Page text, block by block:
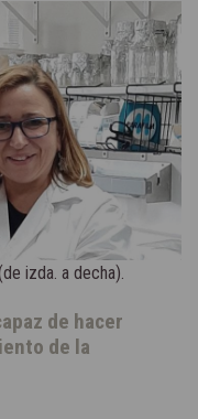
izda. a decha).
de hacer
de la